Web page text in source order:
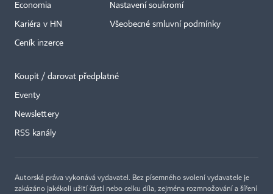
Economia
Kariéra v HN
Ceník inzerce
Nastavení soukromí
Všeobecné smluvní podmínky
Koupit / darovat předplatné
Eventy
Newslettery
RSS kanály
Autorská práva vykonává vydavatel. Bez písemného svolení vydavatele je
zakázáno jakékoli užití částí nebo celku díla, zejména rozmnožování a šíření